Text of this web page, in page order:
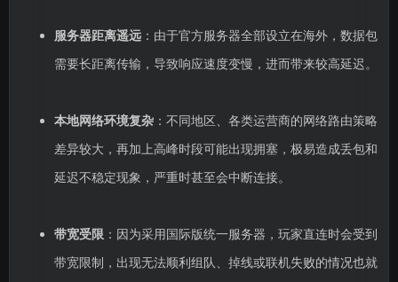
服务器距离遥远：由于官方服务器全部设立在海外，数据包
需要长距离传输，导致响应速度变慢，进而带来较高延迟。
本地网络环境复杂：不同地区、各类运营商的网络路由策略
差异较大，再加上高峰时段可能出现拥塞，极易造成丢包和
延迟不稳定现象，严重时甚至会中断连接。
带宽受限：因为采用国际版统一服务器，玩家直连时会受到
带宽限制，出现无法顺利组队、掉线或联机失败的情况也就